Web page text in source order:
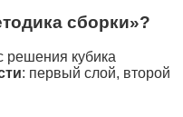
сборки»?
решения кубика
: первый слой, второй